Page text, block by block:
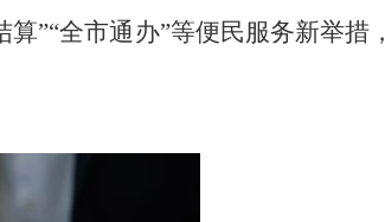
”“全市通办”等便民服务新举措